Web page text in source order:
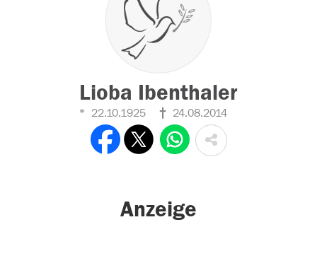
Lioba Ibenthaler
22.10.1925 24.08.2014
Anzeige